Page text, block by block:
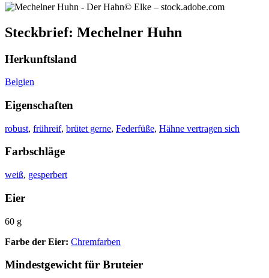
© Elke – stock.adobe.com
Steckbrief: Mechelner Huhn
Herkunftsland
Belgien
Eigenschaften
robust, frühreif, brütet gerne, Federfüße, Hähne vertragen sich
Farbschläge
weiß, gesperbert
Eier
60 g
Farbe der Eier: Chremfarben
Mindestgewicht für Bruteier